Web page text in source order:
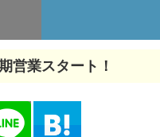
営業スタート！